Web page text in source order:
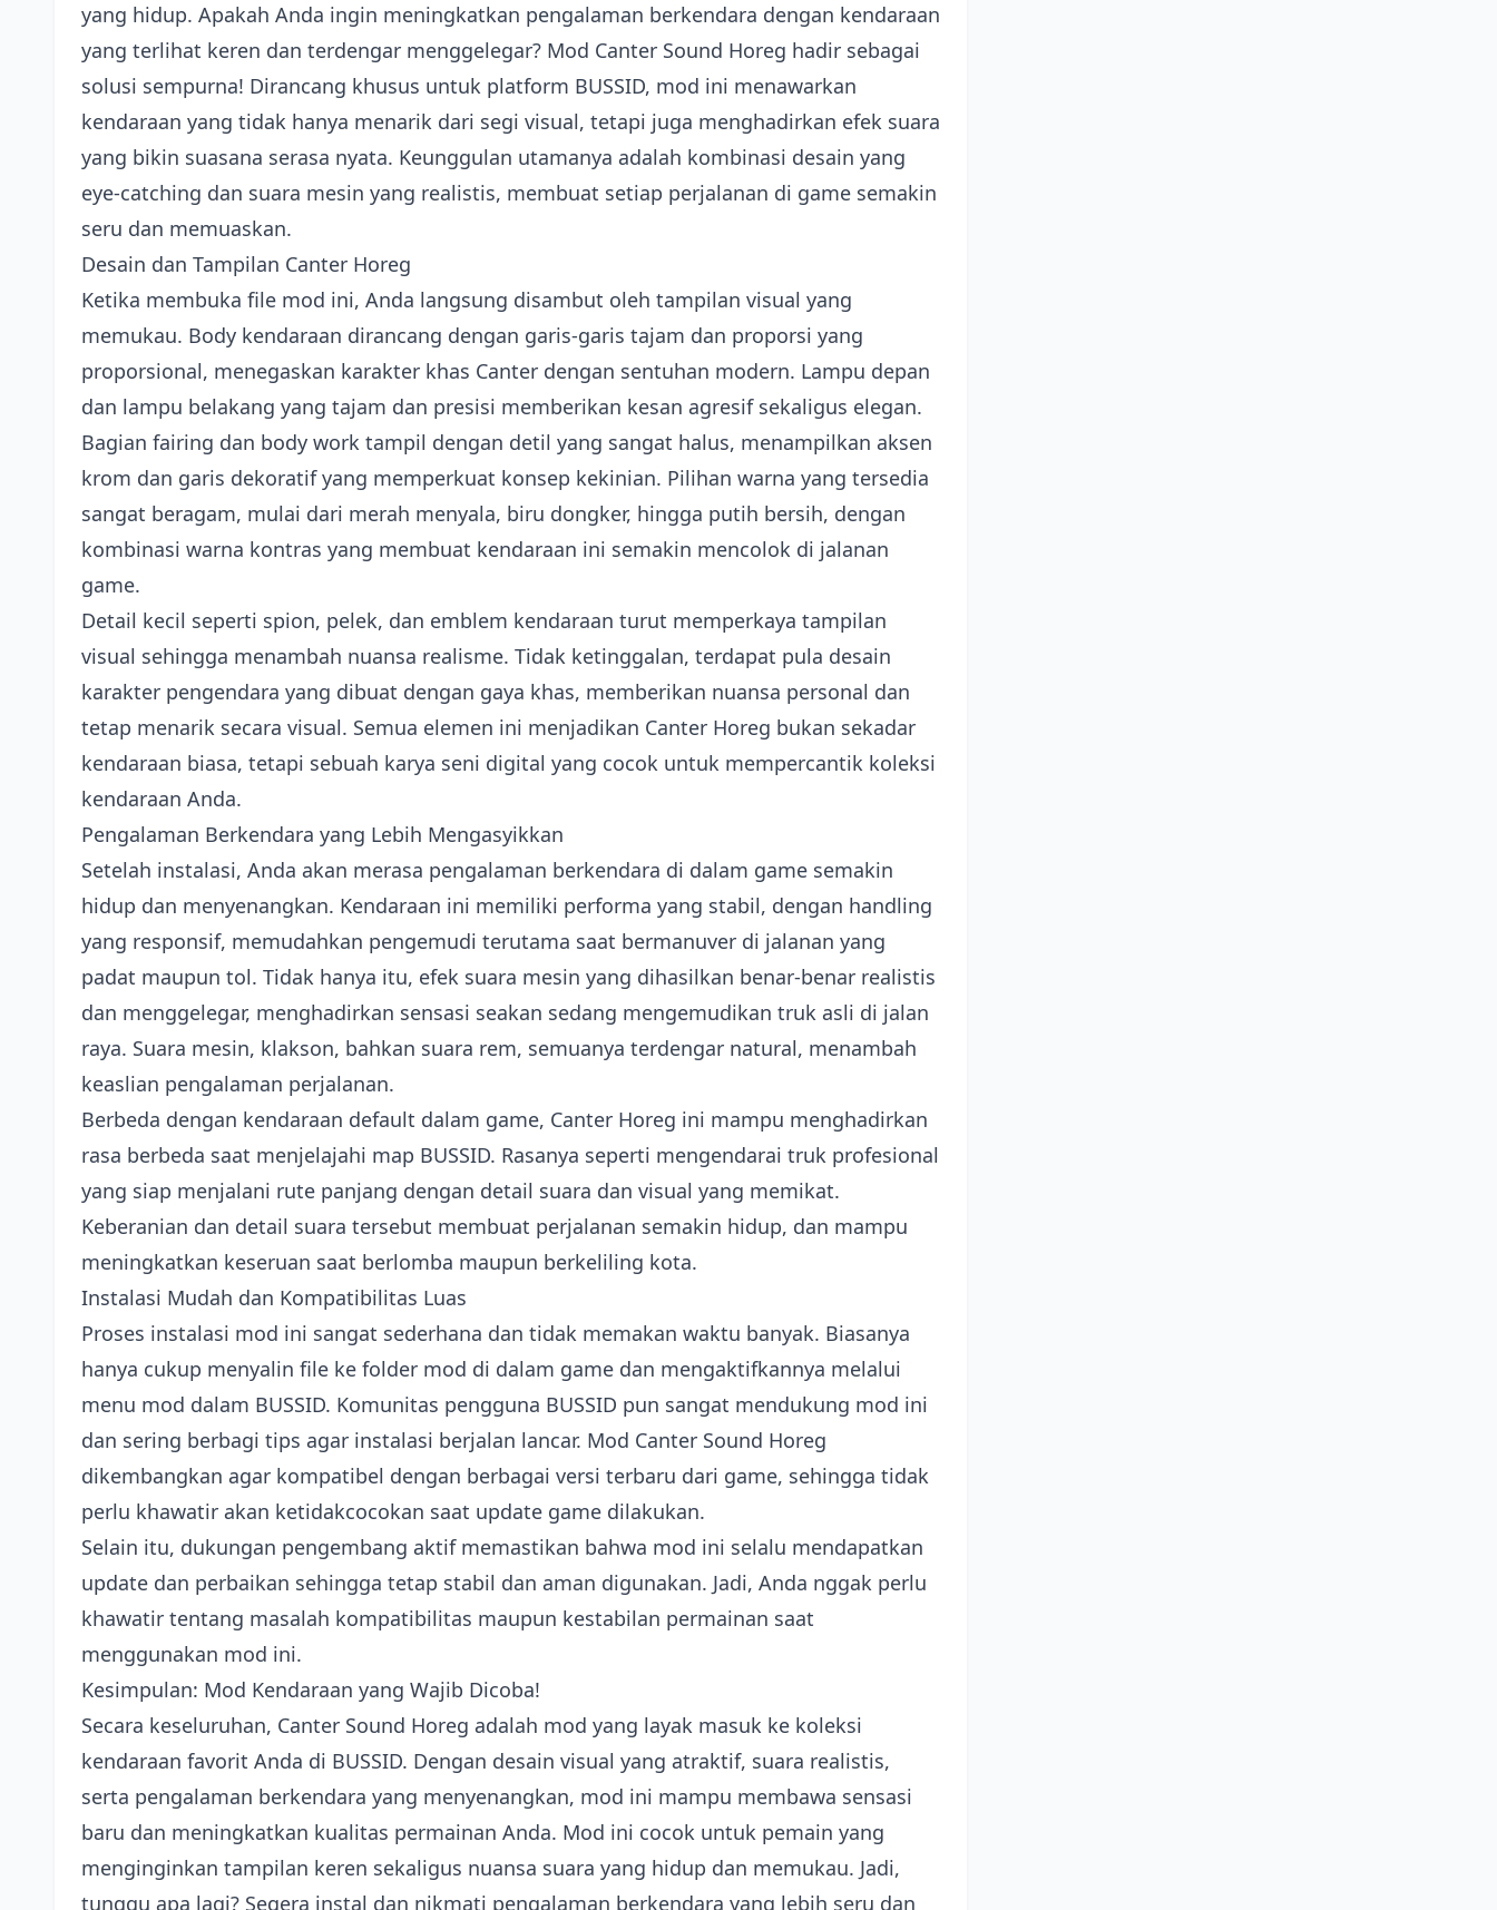
yang hidup. Apakah Anda ingin meningkatkan pengalaman berkendara dengan kendaraan
yang terlihat keren dan terdengar menggelegar? Mod Canter Sound Horeg hadir sebagai
solusi sempurna! Dirancang khusus untuk platform BUSSID, mod ini menawarkan
kendaraan yang tidak hanya menarik dari segi visual, tetapi juga menghadirkan efek suara
yang bikin suasana serasa nyata. Keunggulan utamanya adalah kombinasi desain yang
eye-catching dan suara mesin yang realistis, membuat setiap perjalanan di game semakin
seru dan memuaskan.
Desain dan Tampilan Canter Horeg
Ketika membuka file mod ini, Anda langsung disambut oleh tampilan visual yang
memukau. Body kendaraan dirancang dengan garis-garis tajam dan proporsi yang
proporsional, menegaskan karakter khas Canter dengan sentuhan modern. Lampu depan
dan lampu belakang yang tajam dan presisi memberikan kesan agresif sekaligus elegan.
Bagian fairing dan body work tampil dengan detil yang sangat halus, menampilkan aksen
krom dan garis dekoratif yang memperkuat konsep kekinian. Pilihan warna yang tersedia
sangat beragam, mulai dari merah menyala, biru dongker, hingga putih bersih, dengan
kombinasi warna kontras yang membuat kendaraan ini semakin mencolok di jalanan
game.
Detail kecil seperti spion, pelek, dan emblem kendaraan turut memperkaya tampilan
visual sehingga menambah nuansa realisme. Tidak ketinggalan, terdapat pula desain
karak­ter pengendara yang dibuat dengan gaya khas, memberikan nuansa personal dan
tetap menarik secara visual. Semua elemen ini menjadikan Canter Horeg bukan sekadar
kendaraan biasa, tetapi sebuah karya seni digital yang cocok untuk mempercantik koleksi
kendaraan Anda.
Pengalaman Berkendara yang Lebih Mengasyikkan
Setelah instalasi, Anda akan merasa pengalaman berkendara di dalam game semakin
hidup dan menyenangkan. Kendaraan ini memiliki performa yang stabil, dengan handling
yang responsif, memudahkan pengemudi terutama saat bermanuver di jalanan yang
padat maupun tol. Tidak hanya itu, efek suara mesin yang dihasilkan benar-benar realistis
dan menggelegar, menghadirkan sensasi seakan sedang mengemudikan truk asli di jalan
raya. Suara mesin, klakson, bahkan suara rem, semuanya terdengar natural, menambah
keaslian pengalaman perjalanan.
Berbeda dengan kendaraan default dalam game, Canter Horeg ini mampu menghadirkan
rasa berbeda saat menjelajahi map BUSSID. Rasanya seperti mengendarai truk profesional
yang siap menjalani rute panjang dengan detail suara dan visual yang memikat.
Keberanian dan detail suara tersebut membuat perjalanan semakin hidup, dan mampu
meningkatkan keseruan saat berlomba maupun berkeliling kota.
Instalasi Mudah dan Kompatibilitas Luas
Proses instalasi mod ini sangat sederhana dan tidak memakan waktu banyak. Biasanya
hanya cukup menyalin file ke folder mod di dalam game dan mengaktifkannya melalui
menu mod dalam BUSSID. Komunitas pengguna BUSSID pun sangat mendukung mod ini
dan sering berbagi tips agar instalasi berjalan lancar. Mod Canter Sound Horeg
dikembangkan agar kompatibel dengan berbagai versi terbaru dari game, sehingga tidak
perlu khawatir akan ketidakcocokan saat update game dilakukan.
Selain itu, dukungan pengembang aktif memastikan bahwa mod ini selalu mendapatkan
update dan perbaikan sehingga tetap stabil dan aman digunakan. Jadi, Anda nggak perlu
khawatir tentang masalah kompatibilitas maupun kestabilan permainan saat
menggunakan mod ini.
Kesimpulan: Mod Kendaraan yang Wajib Dicoba!
Secara keseluruhan, Canter Sound Horeg adalah mod yang layak masuk ke koleksi
kendaraan favorit Anda di BUSSID. Dengan desain visual yang atraktif, suara realistis,
serta pengalaman berkendara yang menyenangkan, mod ini mampu membawa sensasi
baru dan meningkatkan kualitas permainan Anda. Mod ini cocok untuk pemain yang
menginginkan tampilan keren sekaligus nuansa suara yang hidup dan memukau. Jadi,
tunggu apa lagi? Segera instal dan nikmati pengalaman berkendara yang lebih seru dan